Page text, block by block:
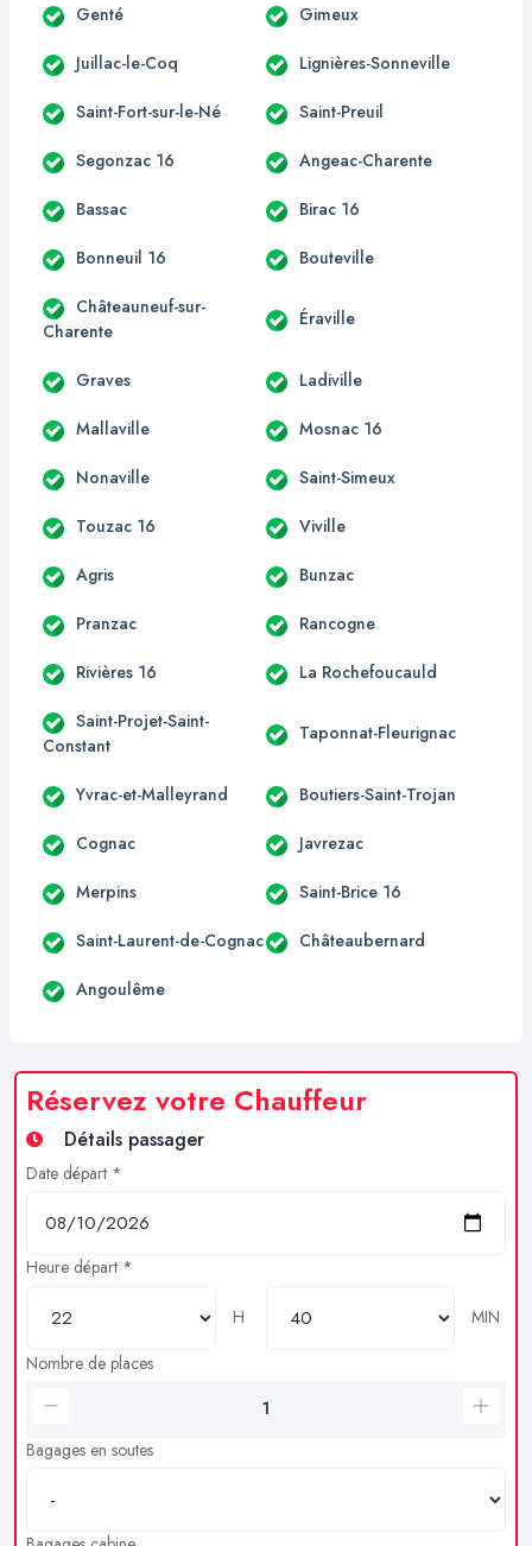
Genté Gimeux
Juillac-le-Coq Lignières-Sonneville
Saint-Fort-sur-le-Né Saint-Preuil
Segonzac 16 Angeac-Charente
Bassac Birac 16
Bonneuil 16 Bouteville
Châteauneuf-sur-
Charente
Éraville
Graves Ladiville
Mallaville Mosnac 16
Nonaville Saint-Simeux
Touzac 16 Viville
Agris Bunzac
Pranzac Rancogne
Rivières 16 La Rochefoucauld
Saint-Projet-Saint-
Constant
Taponnat-Fleurignac
Yvrac-et-Malleyrand Boutiers-Saint-Trojan
Cognac Javrezac
Merpins Saint-Brice 16
Saint-Laurent-de-Cognac Châteaubernard
Angoulême
Réservez votre Chauffeur
Détails passager
Date départ *
Heure départ *
H
MIN
Nombre de places
Bagages en soutes